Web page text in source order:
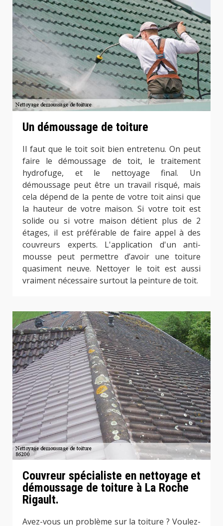
Un démoussage de toiture
Il faut que le toit soit bien entretenu. On peut
faire le démoussage de toit, le traitement
hydrofuge, et le nettoyage final. Un
démoussage peut être un travail risqué, mais
cela dépend de la pente de votre toit ainsi que
la hauteur de votre maison. Si votre toit est
solide ou si votre maison détient plus de 2
étages, il est préférable de faire appel à des
couvreurs experts. L'application d'un anti-
mousse peut permettre d’avoir une toiture
quasiment neuve. Nettoyer le toit est aussi
vraiment nécessaire surtout la peinture de toit.
Couvreur spécialiste en nettoyage et
démoussage de toiture à La Roche
Rigault.
Avez-vous un problème sur la toiture ? Voulez-